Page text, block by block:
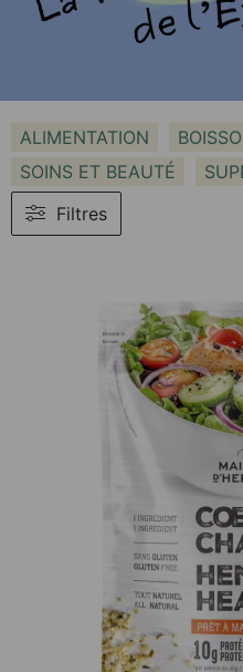
ALIMENTATION
SOINS ET BEAUTÉ
Filtres